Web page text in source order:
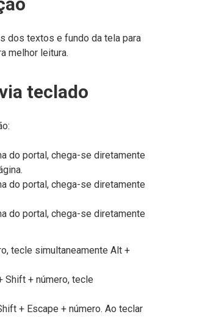
dos textos e fundo da tela para
melhor leitura.
teclado
do portal, chega-se diretamente
do portal, chega-se diretamente
do portal, chega-se diretamente
tecle simultaneamente Alt +
Shift + número, tecle
+ Escape + número. Ao teclar